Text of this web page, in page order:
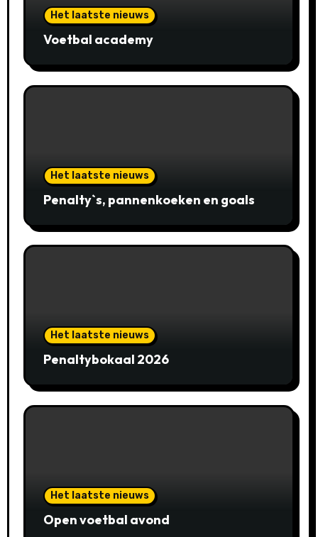
Het laatste nieuws
Voetbal academy
Het laatste nieuws
Penalty`s, pannenkoeken en goals
Het laatste nieuws
Penaltybokaal 2026
Het laatste nieuws
Open voetbal avond